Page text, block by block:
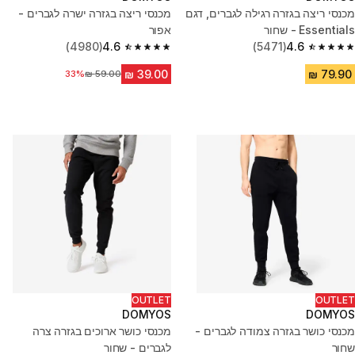
מכנסי ריצה בגזרה רגילה לגברים, דגם
Essentials - שחור
4.6
4.6 out of 5 stars from 5471 reviews
(5471)
מכנסי ריצה בגזרה ישרה לגברים -
אפור
4.6
4.6 out of 5 stars from 4980 reviews
(4980)
מחיר לפני הנחה‏59.00 ₪
33%
OUTLET
DOMYOS
מכנסי כושר בגזרה צמודה לגברים -
שחור
OUTLET
DOMYOS
מכנסי כושר ארוכים בגזרה צרה
לגברים - שחור